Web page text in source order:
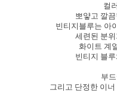
컬
뽀얗고 깔
빈티지블루는 아
세련된 분
화이트 계
빈티지 블
부
그리고 단정한 이